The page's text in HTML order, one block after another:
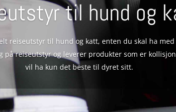
til hund og
reiseutstyr til hund og katt, enten du skal ha
på reiseutstyr og leverer produkter som er
vil ha kun det beste til dyret sitt.